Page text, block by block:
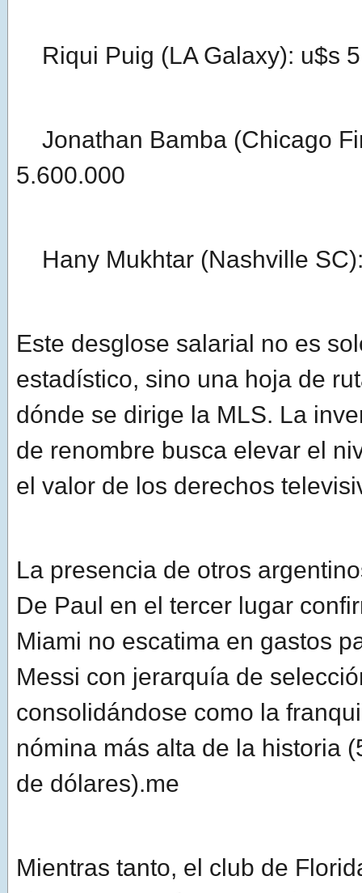
Riqui Puig (LA Galaxy): u$s
Jonathan Bamba (Chicago
5.600.000
Hany Mukhtar (Nashville
Este desglose salarial no es
estadístico, sino una hoja de
dónde se dirige la MLS. La
de renombre busca elevar el
el valor de los derechos
La presencia de otros
De Paul en el tercer lugar
Miami no escatima en gastos
Messi con jerarquía de
consolidándose como la
nómina más alta de la historia
de dólares).me
Mientras tanto, el club de